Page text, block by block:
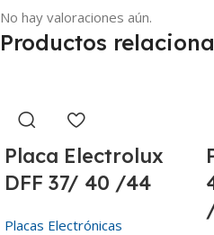
No hay valoraciones aún.
Productos
Placa Electrolux
DFF 37/ 40 /44
Placas Electrónicas